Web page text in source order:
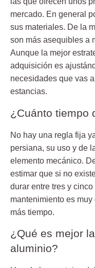
mercado. En general
sus materiales. De la
son más asequibles a
Aunque la mejor
adquisición es
necesidades que vas
estancias.
¿Cuánto tiempo
No hay una regla fija
persiana, su uso y de
elemento mecánico.
estimar que si no
durar entre tres y cinco
mantenimiento es
más tiempo.
¿Qué es mejor
aluminio?